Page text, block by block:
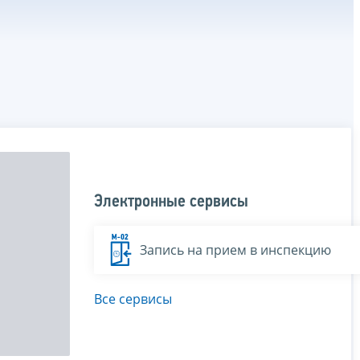
Электронные сервисы
Запись на прием в инспекцию
Все сервисы